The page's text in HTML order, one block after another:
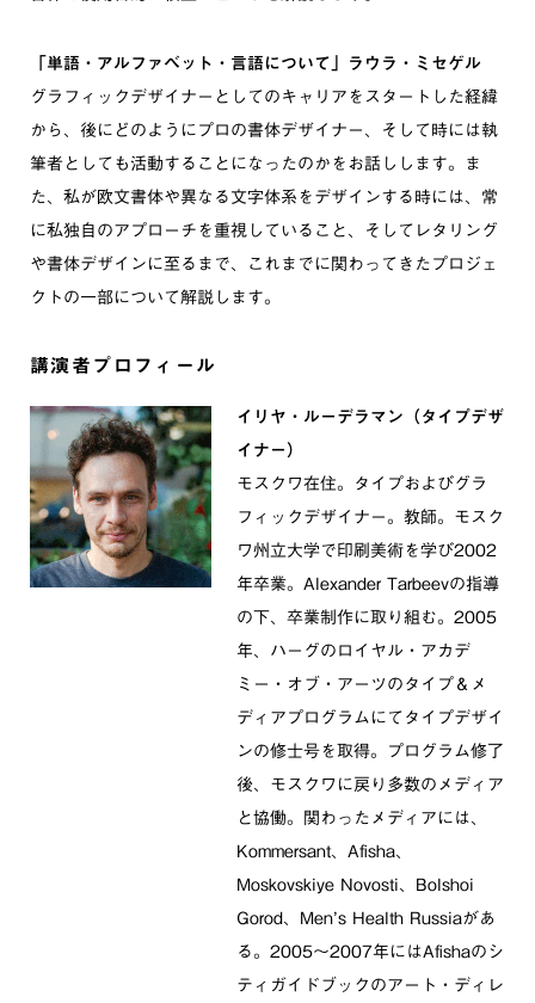
「単語・アルファベット・言語について」ラウラ・ミセゲル
グラフィックデザイナーとしてのキャリアをスタートした経緯
から、後にどのようにプロの書体デザイナー、そして時には執
筆者としても活動することになったのかをお話しします。ま
た、私が欧文書体や異なる文字体系をデザインする時には、常
に私独自のアプローチを重視していること、そしてレタリング
や書体デザインに至るまで、これまでに関わってきたプロジェ
クトの一部について解説します。
講演者プロフィール
イリヤ・ルーデラマン（タイプデザ
イナー）
モスクワ在住。タイプおよびグラ
フィックデザイナー。教師。モスク
ワ州立大学で印刷美術を学び2002
年卒業。Alexander Tarbeevの指導
の下、卒業制作に取り組む。2005
年、ハーグのロイヤル・アカデ
ミー・オブ・アーツのタイプ＆メ
ディアプログラムにてタイプデザイ
ンの修士号を取得。プログラム修了
後、モスクワに戻り多数のメディア
と協働。関わったメディアには、
Kommersant、Afisha、
Moskovskiye Novosti、Bolshoi
Gorod、Men’s Health Russiaがあ
る。2005〜2007年にはAfishaのシ
ティガイドブックのアート・ディレ